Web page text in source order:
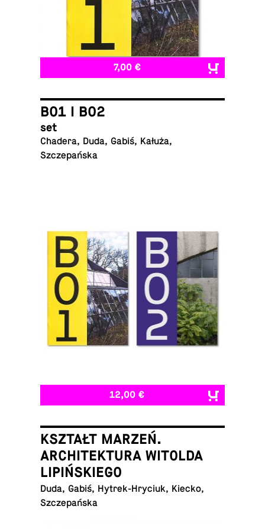
7,00 €
B01 I B02
set
Chadera, Duda, Gabiś, Kałuża,
Szczepańska
12,00 €
KSZTAŁT MARZEŃ.
ARCHITEKTURA WITOLDA
LIPIŃSKIEGO
Duda, Gabiś, Hytrek-Hryciuk, Kiecko,
Szczepańska